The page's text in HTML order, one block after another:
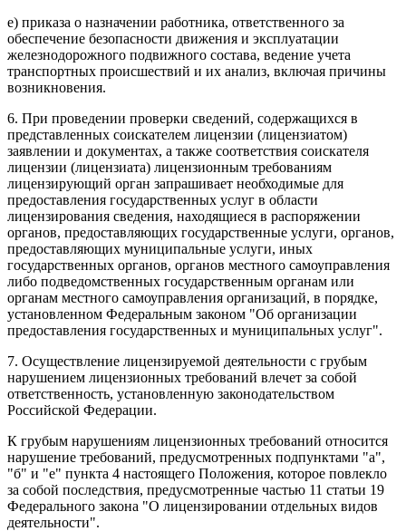
е) приказа о назначении работника, ответственного за
обеспечение безопасности движения и эксплуатации
железнодорожного подвижного состава, ведение учета
транспортных происшествий и их анализ, включая причины
возникновения.
6. При проведении проверки сведений, содержащихся в
представленных соискателем лицензии (лицензиатом)
заявлении и документах, а также соответствия соискателя
лицензии (лицензиата) лицензионным требованиям
лицензирующий орган запрашивает необходимые для
предоставления государственных услуг в области
лицензирования сведения, находящиеся в распоряжении
органов, предоставляющих государственные услуги, органов,
предоставляющих муниципальные услуги, иных
государственных органов, органов местного самоуправления
либо подведомственных государственным органам или
органам местного самоуправления организаций, в порядке,
установленном Федеральным законом "Об организации
предоставления государственных и муниципальных услуг".
7. Осуществление лицензируемой деятельности с грубым
нарушением лицензионных требований влечет за собой
ответственность, установленную законодательством
Российской Федерации.
К грубым нарушениям лицензионных требований относится
нарушение требований, предусмотренных подпунктами "а",
"б" и "е" пункта 4 настоящего Положения, которое повлекло
за собой последствия, предусмотренные частью 11 статьи 19
Федерального закона "О лицензировании отдельных видов
деятельности".